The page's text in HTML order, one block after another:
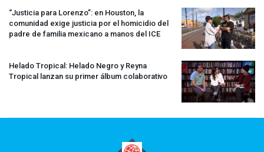
“Justicia para Lorenzo”: en Houston, la
comunidad exige justicia por el homicidio del
padre de familia mexicano a manos del ICE
Helado Tropical: Helado Negro y Reyna
Tropical lanzan su primer álbum colaborativo